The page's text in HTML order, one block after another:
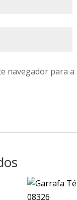
navegador para